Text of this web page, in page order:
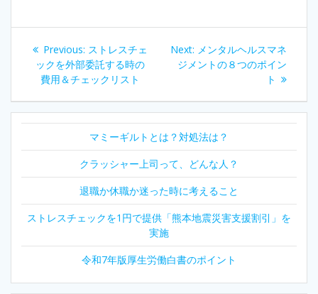
ナ
ビ
ゲ
シ
ョ
ン
Previous: Previous
post:
ストレスチェ
ックを外部委託する時の
費用＆チェックリスト
Next: Next
post:
メンタルヘルスマネ
ジメントの８つのポイン
ト
マミーギルトとは？対処法は？
クラッシャー上司って、どんな人？
退職か休職か迷った時に考えること
ストレスチェックを1円で提供「熊本地震災害支援割引」を
実施
令和7年版厚生労働白書のポイント